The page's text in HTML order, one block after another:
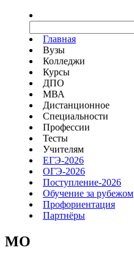
Главная
Вузы
Колледжи
Курсы
ДПО
МВА
Дистанционное
Специальности
Профессии
Тесты
Учителям
ЕГЭ-2026
ОГЭ-2026
Поступление-2026
Обучение за рубежом
Профориентация
Партнёры
MO